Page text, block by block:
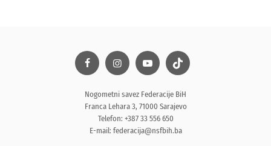
Nogometni savez Federacije BiH
Franca Lehara 3, 71000 Sarajevo
Telefon: +387 33 556 650
E-mail: federacija@nsfbih.ba